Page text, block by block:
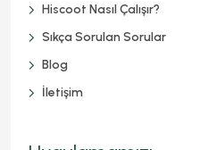
Hiscoot Nasıl Çalışır?
Sıkça Sorulan Sorular
Blog
İletişim